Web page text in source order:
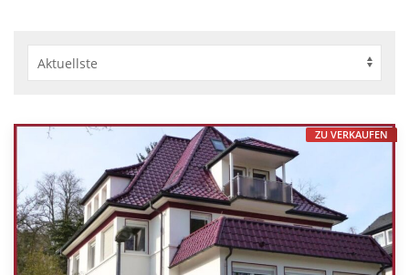
ZU VERKAUFEN